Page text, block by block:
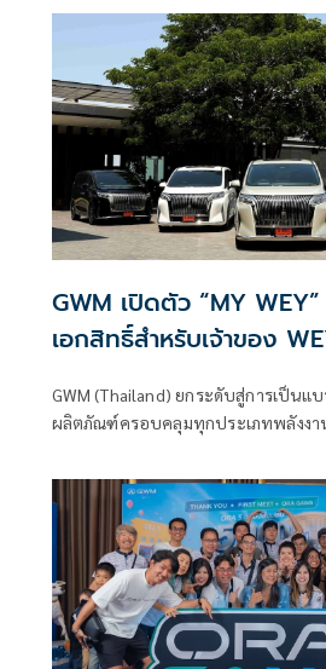
GWM เปิดตัว “MY
เอกสิทธิ์สำหรับเจ้าของ
GWM (Thailand) ยกระดับสู่การเป็นแ
ผลิตภัณฑ์ครอบคลุมทุกประเภทพลังงา